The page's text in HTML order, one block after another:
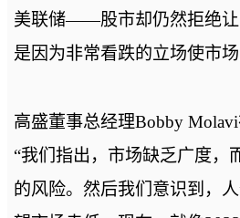
美联储——股市却仍然拒绝让
是因为非常看跌的立场使市场
高盛董事总经理Bobby
“我们指出，市场缺乏广度，
的风险。然后我们意识到，